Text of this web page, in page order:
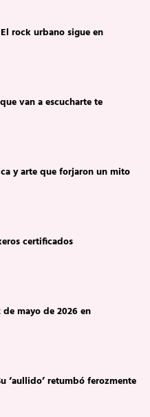
rock urbano sigue en
van a escucharte te
y arte que forjaron un mito
certificados
mayo de 2026 en
‘aullido’ retumbó ferozmente